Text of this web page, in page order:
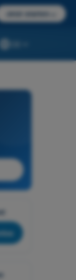
Jetzt starten